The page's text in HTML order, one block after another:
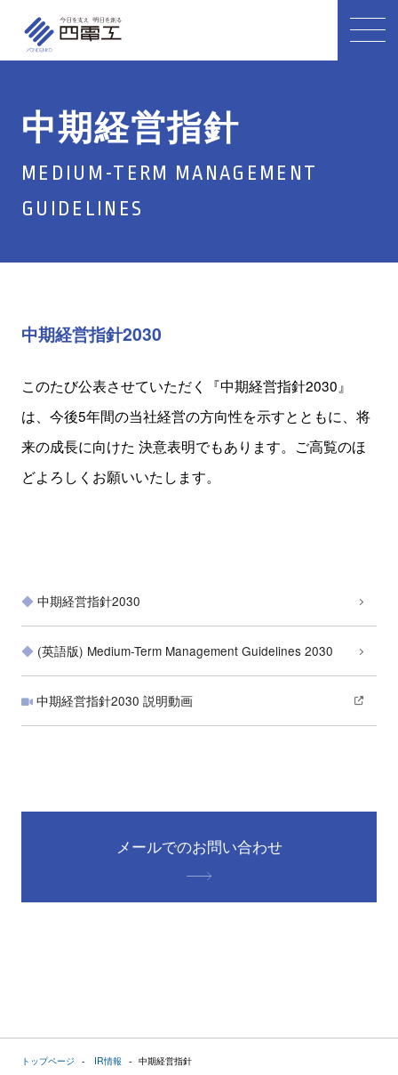
中期経営指針
MEDIUM-TERM MANAGEMENT
GUIDELINES
中期経営指針2030
このたび公表させていただく『中期経営指針2030』
は、 今後5年間の当社経営の方向性を示すとともに、将
来の成長に向けた 決意表明でもあります。 ご高覧のほ
どよろしくお願いいたします。
中期経営指針2030
(英語版) Medium-Term Management Guidelines 2030
中期経営指針2030 説明動画
メールでのお問い合わせ
トップページ IR情報 中期経営指針